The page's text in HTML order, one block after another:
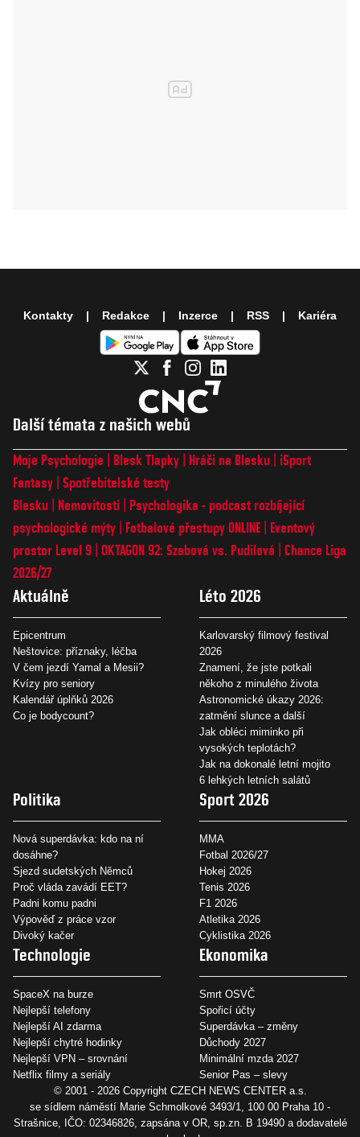
Další témata z našich webů
Moje Psychologie Blesk Tlapky Hráči na Blesku
iSport
Fantasy Spotřebitelské testy
Blesku
Nemovitosti
Psychologika - podcast rozbíjející
psychologické mýty
Fotbalové přestupy ONLINE
Eventový
prostor Level 9 OKTAGON 92: Szabová vs. Pudilová
Chance Liga
2026/27
Aktuálně
Epicentrum
Neštovice: příznaky, léčba
V čem jezdí Yamal a Mesii?
Kvízy pro seniory
Kalendář úplňků 2026
Co je bodycount?
Léto 2026
Karlovarský filmový festival
2026
Znamení, že jste potkali
někoho z minulého života
Astronomické úkazy 2026:
zatmění slunce a další
Jak obléci miminko při
vysokých teplotách?
Jak na dokonalé letní mojito
6 lehkých letních salátů
Politika
Nová superdávka: kdo na ní
dosáhne?
Sjezd sudetských Němců
Proč vláda zavádí EET?
Padni komu padni
Výpověď z práce vzor
Divoký kačer
Sport 2026
MMA
Fotbal 2026/27
Hokej 2026
Tenis 2026
F1 2026
Atletika 2026
Cyklistika 2026
Technologie
SpaceX na burze
Nejlepší telefony
Nejlepší AI zdarma
Nejlepší chytré hodinky
Nejlepší VPN – srovnání
Netflix filmy a seriály
Ekonomika
Smrt OSVČ
Spořicí účty
Superdávka – změny
Důchody 2027
Minimální mzda 2027
Senior Pas – slevy
Kontakty Redakce Inzerce RSS Kariéra
© 2001 - 2026 Copyright CZECH NEWS CENTER a.s.
se sídlem náměstí Marie Schmolkové 3493/1, 100 00 Praha 10 -
Strašnice, IČO: 02346826, zapsána v OR, sp.zn. B 19490 a dodavatelé